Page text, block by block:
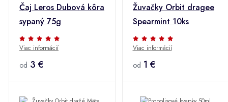
Čaj Leros Dubová kôra
sypaný 75g
Viac informácií
od 3 €
Žuvačky Orbit dragee
Spearmint 10ks
Viac informácií
od 1 €